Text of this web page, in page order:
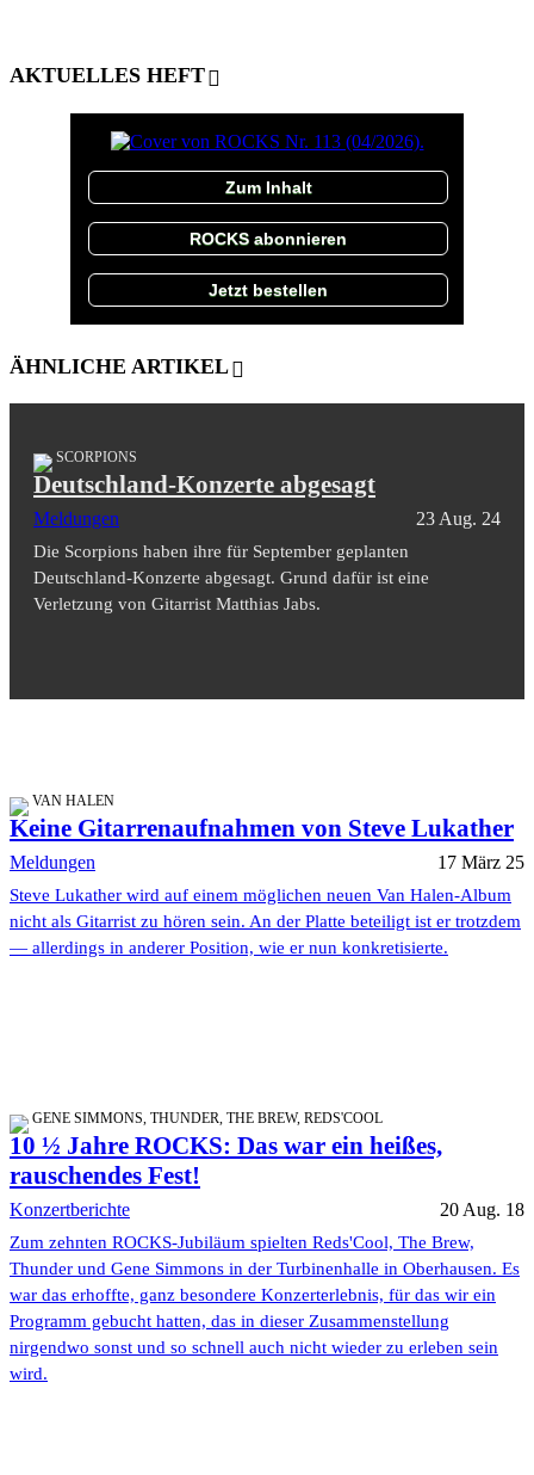
AKTUELLES HEFT
Zum Inhalt
ROCKS abonnieren
Jetzt bestellen
ÄHNLICHE ARTIKEL
SCORPIONS
Deutschland-Konzerte abgesagt
Meldungen 23 Aug. 24
Die Scorpions haben ihre für September geplanten
Deutschland-Konzerte abgesagt. Grund dafür ist eine
Verletzung von Gitarrist Matthias Jabs.
VAN HALEN
Keine Gitarrenaufnahmen von Steve Lukather
Meldungen 17 März 25
Steve Lukather wird auf einem möglichen neuen Van Halen-Album
nicht als Gitarrist zu hören sein. An der Platte beteiligt ist er trotzdem
— allerdings in anderer Position, wie er nun konkretisierte.
GENE SIMMONS, THUNDER, THE BREW, REDS'COOL
10 ½ Jahre ROCKS: Das war ein heißes,
rauschendes Fest!
Konzertberichte 20 Aug. 18
Zum zehnten ROCKS-Jubiläum spielten Reds'Cool, The Brew,
Thunder und Gene Simmons in der Turbinenhalle in Oberhausen. Es
war das erhoffte, ganz besondere Konzerterlebnis, für das wir ein
Programm gebucht hatten, das in dieser Zusammenstellung
nirgendwo sonst und so schnell auch nicht wieder zu erleben sein
wird.